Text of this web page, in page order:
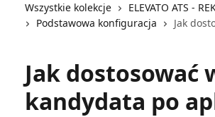
Wszystkie kolekcje ELEVATO ATS -
Podstawowa konfiguracja
Jak
Jak dostosować
kandydata po